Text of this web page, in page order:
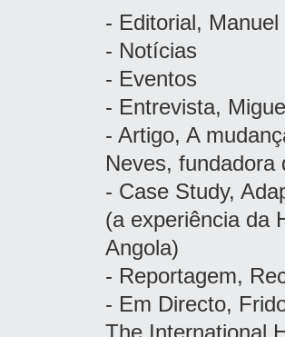
- Editorial,
- Notícias
- Eventos
- Entrevista,
- Artigo, A
Neves, fundadora
- Case Study,
(a experiência da
Angola)
- Reportagem,
- Em Directo,
The International